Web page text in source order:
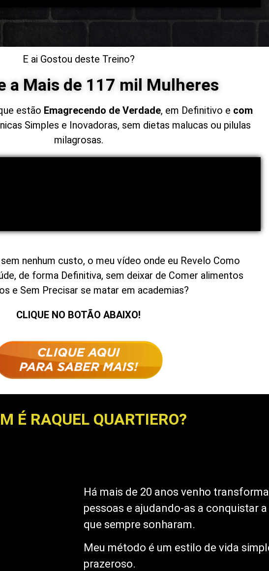
E ai Gostou deste Treino?
a Mais de 117 mil Mulheres
estão Emagrecendo de Verdade, em Definitivo e com
Simples e Inovadoras, sem dietas malucas ou pilulas
milagrosas.
nenhum custo, o meu vídeo onde eu Revelo Como
de forma Definitiva, sem deixar de Comer alimentos
e Sem Precisar se matar em academias?
CLIQUE NO BOTÃO ABAIXO!
É RAQUEL QUARTIERO?
Há mais de 20 anos venho
pessoas e ajudando-as a conquistar
que sempre sonharam.
Meu método é um estilo de vida
prazeroso.